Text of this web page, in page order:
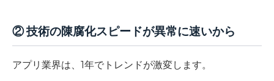
② 技術の陳腐化スピードが異常に速いから
アプリ業界は、1年でトレンドが激変します。